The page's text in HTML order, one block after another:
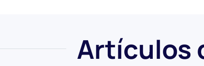
Artículos